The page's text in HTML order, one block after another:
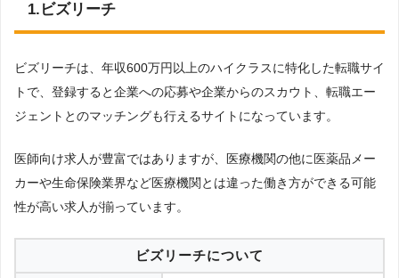
1.ビズリーチ
ビズリーチは、年収600万円以上のハイクラスに特化した転職サイ
トで、登録すると企業への応募や企業からのスカウト、転職エー
ジェントとのマッチングも行えるサイトになっています。
医師向け求人が豊富ではありますが、医療機関の他に医薬品メー
カーや生命保険業界など医療機関とは違った働き方ができる可能
性が高い求人が揃っています。
ビズリーチについて